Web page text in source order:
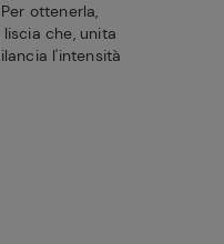
ottenerla,
che, unita
l'intensità